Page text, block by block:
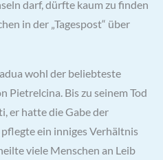
darf, dürfte kaum zu finden
in der „Tagespost“ über
wohl der beliebteste
Pietrelcina. Bis zu seinem Tod
er hatte die Gabe der
ein inniges Verhältnis
viele Menschen an Leib